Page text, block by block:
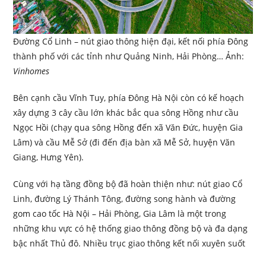
Đường Cổ Linh – nút giao thông hiện đại, kết nối phía Đông
thành phố với các tỉnh như Quảng Ninh, Hải Phòng… Ảnh:
Vinhomes
Bên cạnh cầu Vĩnh Tuy, phía Đông Hà Nội còn có kế hoạch
xây dựng 3 cây cầu lớn khác bắc qua sông Hồng như cầu
Ngọc Hồi (chạy qua sông Hồng đến xã Văn Đức, huyện Gia
Lâm) và cầu Mễ Sở (đi đến địa bàn xã Mễ Sở, huyện Văn
Giang, Hưng Yên).
Cùng với hạ tầng đồng bộ đã hoàn thiện như: nút giao Cổ
Linh, đường Lý Thánh Tông, đường song hành và đường
gom cao tốc Hà Nội – Hải Phòng, Gia Lâm là một trong
những khu vực có hệ thống giao thông đồng bộ và đa dạng
bậc nhất Thủ đô. Nhiều trục giao thông kết nối xuyên suốt